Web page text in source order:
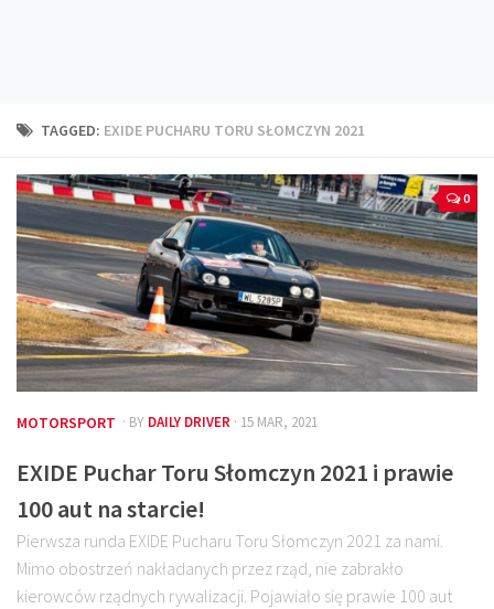
Technika jazdy
Kalkulatory
Przelicznik mocy
Auto z niemiec
Galerie
TAGGED: EXIDE PUCHARU TORU SŁOMCZYN 2021
0
MOTORSPORT · BY DAILY DRIVER · 15 MAR, 2021
EXIDE Puchar Toru Słomczyn 2021 i prawie
100 aut na starcie!
Pierwsza runda EXIDE Pucharu Toru Słomczyn 2021 za nami.
Mimo obostrzeń nakładanych przez rząd, nie zabrakło
kierowców rządnych rywalizacji. Pojawiało się prawie 100 aut